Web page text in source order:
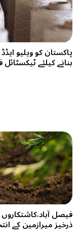
پاکستان کو ویلیو
بنانے کیلئے
فیصل
ذرخیز میرازمین کے